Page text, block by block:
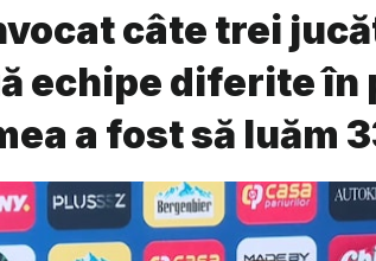
câte trei
echipe diferite
a fost să luăm